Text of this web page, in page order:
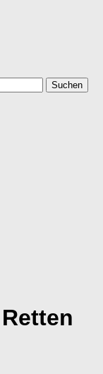
Retten